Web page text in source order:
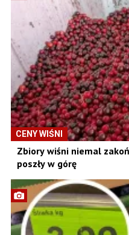
CENY WIŚNI
Zbiory wiśni niemal
poszły w górę